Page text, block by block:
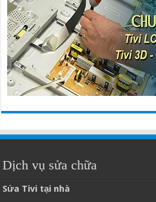
Dịch vụ sửa chữa
Sửa Tivi tại nhà